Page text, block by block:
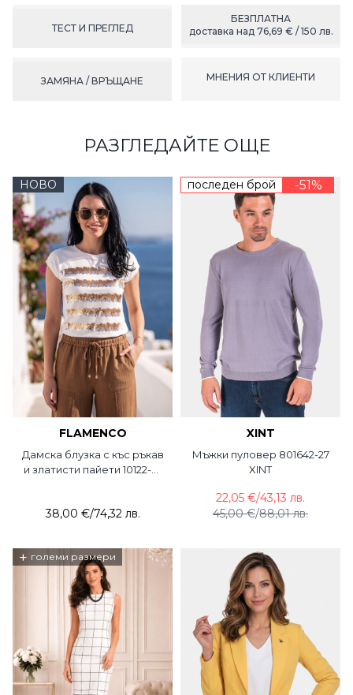
ТЕСТ И ПРЕГЛЕД
БЕЗПЛАТНА
доставка над 76,69 € / 150 лв.
ЗАМЯНА / ВРЪЩАНЕ МНЕНИЯ ОТ КЛИЕНТИ
РАЗГЛЕДАЙТЕ ОЩЕ
НОВО
FLAMENCO
Дамска блузка с къс ръкав
и златисти пайети 10122-01
38,00 €/74,32 лв.
последен брой -51%
XINT
Мъжки пуловер 801642-27
XINT
45,00 €/88,01 лв.
22,05 €/43,13 лв.
+ големи размери